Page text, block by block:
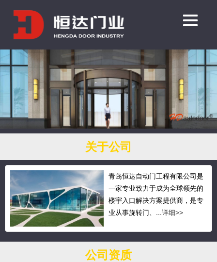
关于公司
青岛恒达自动门工程有限公司是
一家专业致力于成为全球领先的
楼宇入口解决方案提供商，是专
业从事旋转门、... 详细>>
公司资质